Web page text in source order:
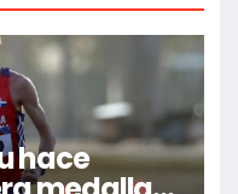
hace